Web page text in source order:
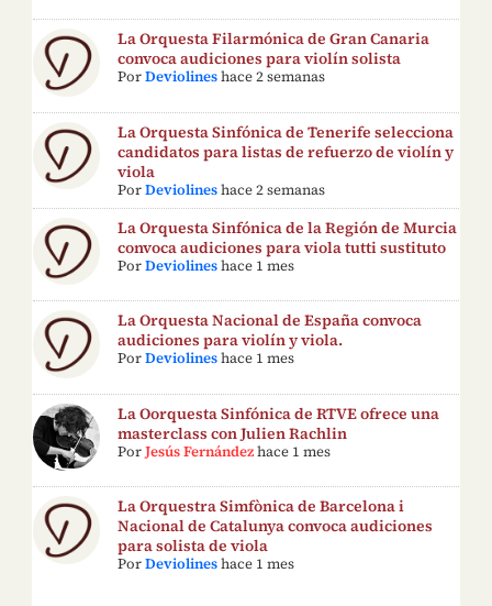
La Orquesta Filarmónica de Gran Canaria
convoca audiciones para violín solista
PorDeviolines hace 2 semanas
La Orquesta Sinfónica de Tenerife selecciona
candidatos para listas de refuerzo de violín y
viola
PorDeviolines hace 2 semanas
La Orquesta Sinfónica de la Región de Murcia
convoca audiciones para viola tutti sustituto
PorDeviolines hace 1 mes
La Orquesta Nacional de España convoca
audiciones para violín y viola.
PorDeviolines hace 1 mes
La Oorquesta Sinfónica de RTVE ofrece una
masterclass con Julien Rachlin
PorJesús Fernández hace 1 mes
La Orquestra Simfònica de Barcelona i
Nacional de Catalunya convoca audiciones
para solista de viola
PorDeviolines hace 1 mes